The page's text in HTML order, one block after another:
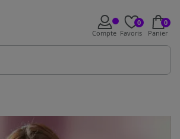
Compte
0
Favoris
0
Panier